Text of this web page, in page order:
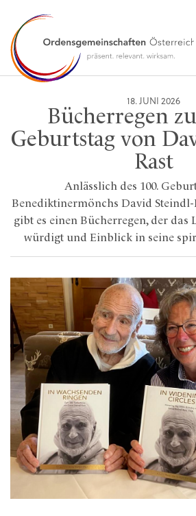
18. JUNI 2026
Bücherregen
Geburtstag von
Rast
Anlässlich des 100.
Benediktinermönchs David Steindl-
gibt es einen Bücherregen, der das
würdigt und Einblick in seine